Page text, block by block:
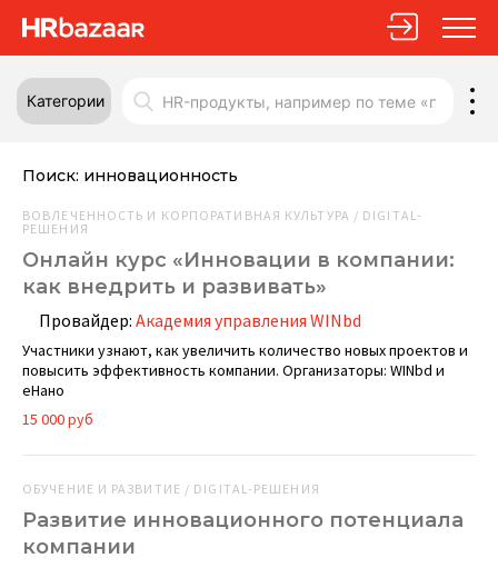
Категории
Поиск: инновационность
ВОВЛЕЧЕННОСТЬ И КОРПОРАТИВНАЯ КУЛЬТУРА / DIGITAL-
РЕШЕНИЯ
Онлайн курс «Инновации в компании:
как внедрить и развивать»
Провайдер: Академия управления WINbd
Участники узнают, как увеличить количество новых проектов и
повысить эффективность компании. Организаторы: WINbd и
еНано
15 000 руб
ОБУЧЕНИЕ И РАЗВИТИЕ / DIGITAL-РЕШЕНИЯ
Развитие инновационного потенциала
компании